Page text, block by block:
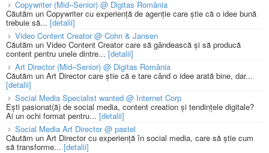
Copywriter (Mid–Senior) @ Digitas România
Căutăm un Copywriter cu experiență de agenție care știe că o idee bună
trebuie să... [detalii]
Video Content Creator @ Cohn & Jansen
Căutăm un Video Content Creator care să gândească și să producă
content pentru unele dintre... [detalii]
Art Director (Mid–Senior) @ Digitas România
Căutăm un Art Director care știe că e tare când o idee arată bine, dar...
[detalii]
Social Media Specialist wanted @ Internet Corp
Ești pasionat(ă) de social media, content creation și tendințele digitale?
Ai un ochi format pentru... [detalii]
Social Media Art Director @ pastel
Căutăm un Art Director cu experiență în social media, care să știe cum
să transforme... [detalii]